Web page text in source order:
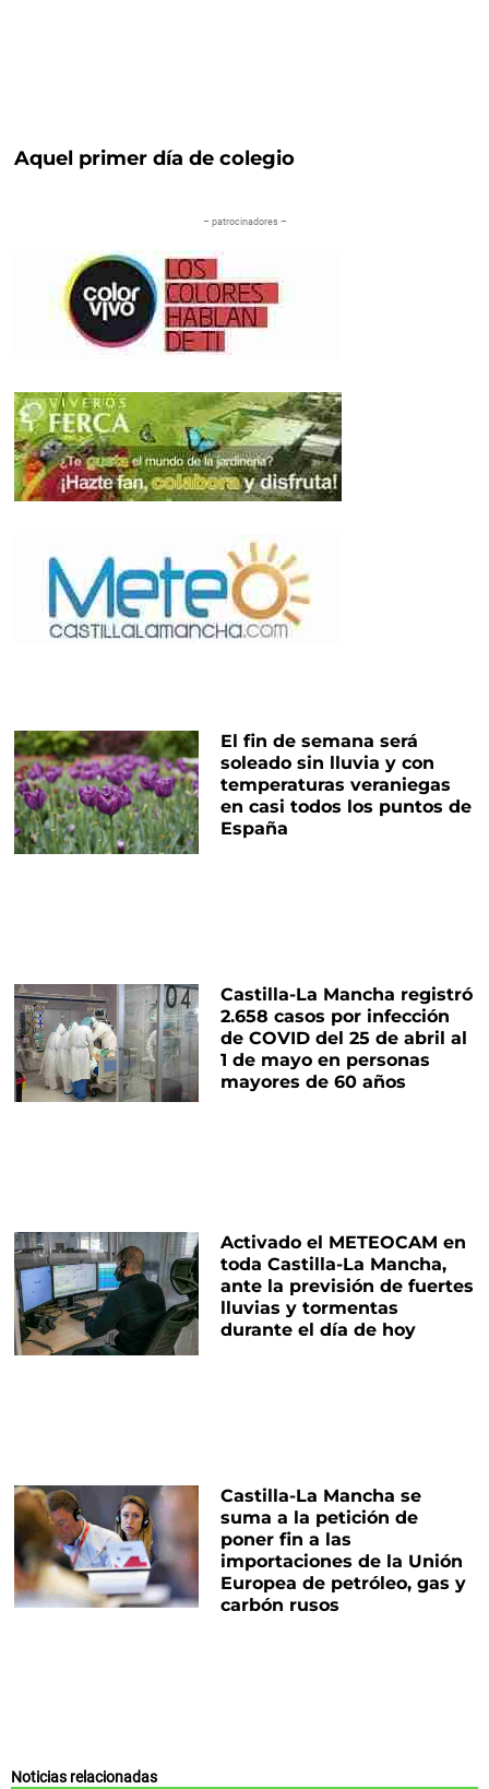
Aquel primer día de colegio
– patrocinadores –
El fin de semana será
soleado sin lluvia y con
temperaturas veraniegas
en casi todos los puntos de
España
Castilla-La Mancha registró
2.658 casos por infección
de COVID del 25 de abril al
1 de mayo en personas
mayores de 60 años
Activado el METEOCAM en
toda Castilla-La Mancha,
ante la previsión de fuertes
lluvias y tormentas
durante el día de hoy
Castilla-La Mancha se
suma a la petición de
poner fin a las
importaciones de la Unión
Europea de petróleo, gas y
carbón rusos
Noticias relacionadas